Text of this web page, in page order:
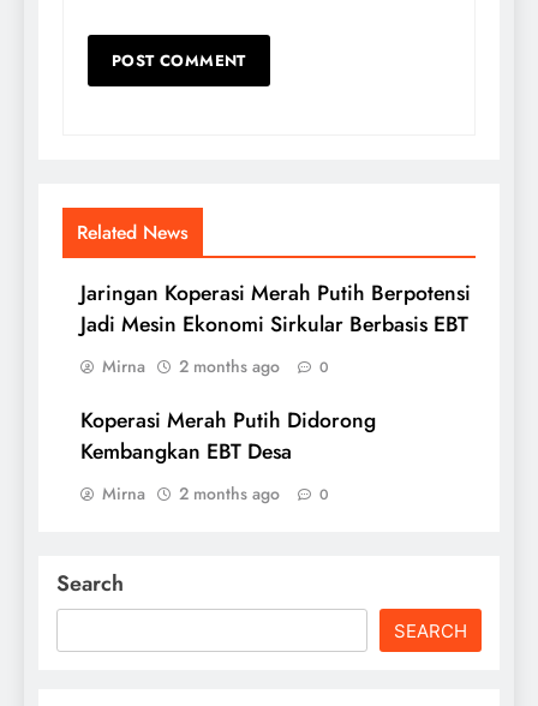
Related News
Jaringan Koperasi Merah Putih Berpotensi
Jadi Mesin Ekonomi Sirkular Berbasis EBT
Mirna 2 months ago 0
Koperasi Merah Putih Didorong
Kembangkan EBT Desa
Mirna 2 months ago 0
Search
SEARCH